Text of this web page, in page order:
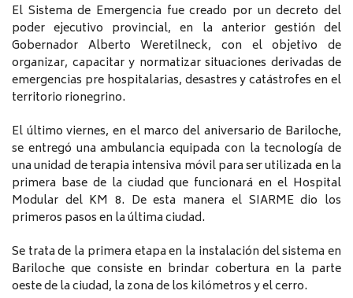
El Sistema de Emergencia fue creado por un decreto del
poder ejecutivo provincial, en la anterior gestión del
Gobernador Alberto Weretilneck, con el objetivo de
organizar, capacitar y normatizar situaciones derivadas de
emergencias pre hospitalarias, desastres y catástrofes en el
territorio rionegrino.
El último viernes, en el marco del aniversario de Bariloche,
se entregó una ambulancia equipada con la tecnología de
una unidad de terapia intensiva móvil para ser utilizada en la
primera base de la ciudad que funcionará en el Hospital
Modular del KM 8. De esta manera el SIARME dio los
primeros pasos en la última ciudad.
Se trata de la primera etapa en la instalación del sistema en
Bariloche que consiste en brindar cobertura en la parte
oeste de la ciudad, la zona de los kilómetros y el cerro.